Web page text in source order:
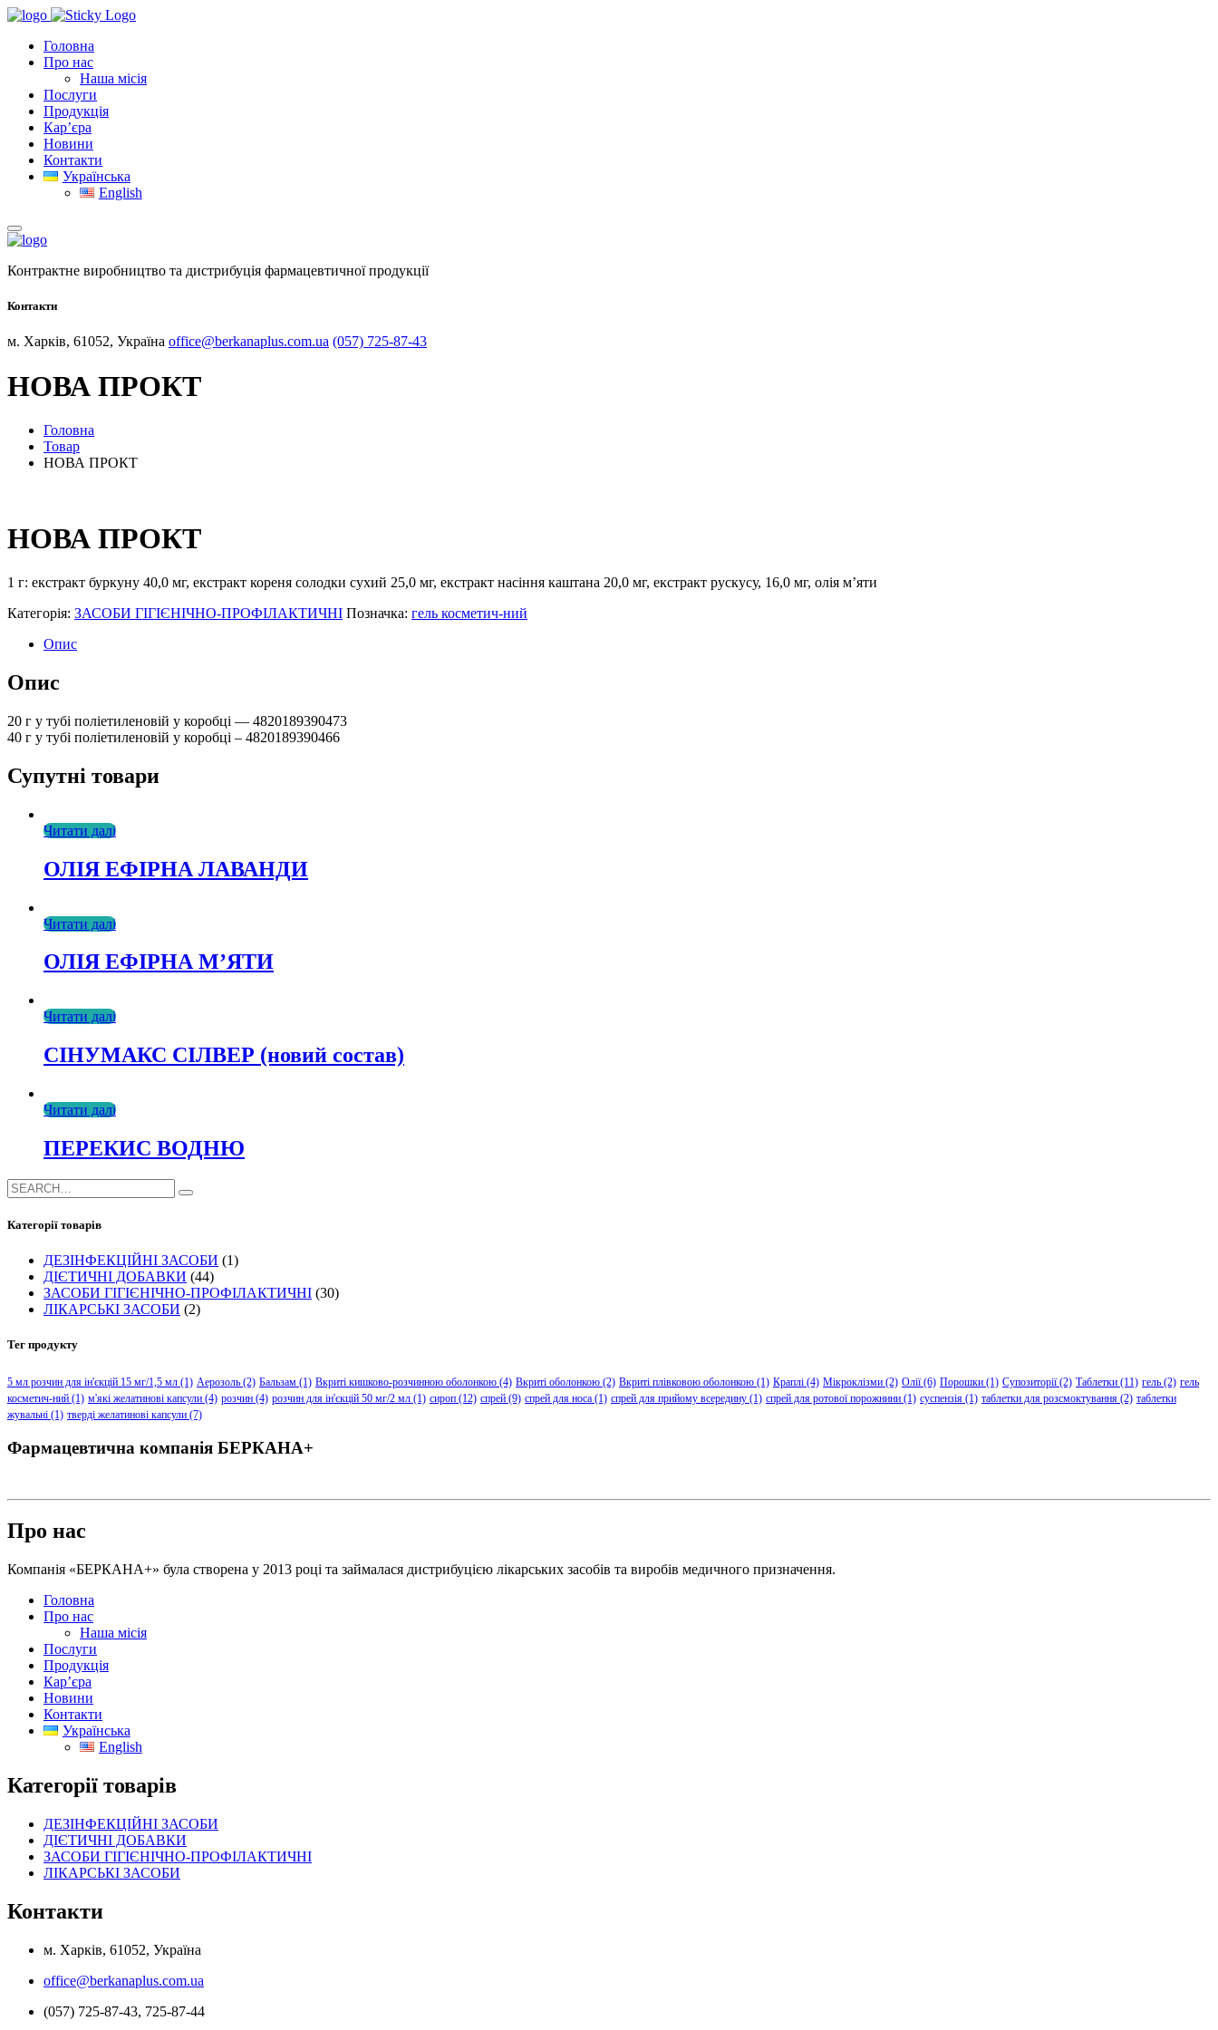
Головна
Про нас
Наша місія
Послуги
Продукція
Кар’єра
Новини
Контакти
Українська
English
Контрактне виробництво та дистрибуція фармацевтичної продукції
Контакти
м. Харків, 61052, Україна office@berkanaplus.com.ua (057) 725-87-43
НОВА ПРОКТ
Головна
Товар
НОВА ПРОКТ
НОВА ПРОКТ
1 г: екстракт буркуну 40,0 мг, екстракт кореня солодки сухий 25,0 мг, екстракт насіння каштана 20,0 мг, екстракт рускусу, 16,0 мг, олія м’яти
Категорія: ЗАСОБИ ГІГІЄНІЧНО-ПРОФІЛАКТИЧНІ Позначка: гель косметич-ний
Опис
Опис
20 г у тубі поліетиленовій у коробці — 4820189390473
40 г у тубі поліетиленовій у коробці – 4820189390466
Супутні товари
Читати далі
ОЛІЯ ЕФІРНА ЛАВАНДИ
Читати далі
ОЛІЯ ЕФІРНА М’ЯТИ
Читати далі
СІНУМАКС СІЛВЕР (новий состав)
Читати далі
ПЕРЕКИС ВОДНЮ
Категорії товарів
ДЕЗІНФЕКЦІЙНІ ЗАСОБИ (1)
ДІЄТИЧНІ ДОБАВКИ (44)
ЗАСОБИ ГІГІЄНІЧНО-ПРОФІЛАКТИЧНІ (30)
ЛІКАРСЬКІ ЗАСОБИ (2)
Тег продукту
5 мл розчин для ін'єкцій 15 мг/1,5 мл (1) Аерозоль (2) Бальзам (1) Вкриті кишково-розчинною оболонкою (4) Вкриті оболонкою (2) Вкриті плівковою оболонкою (1) Краплі (4) Мікроклізми (2) Олії(6) Порошки (1) Супозиторії(2) Таблетки (11) гель (2) гель
косметич-ний (1) м'які желатинові капсули (4) розчин (4) розчин для ін'єкцій 50 мг/2 мл (1) сироп (12) спрей (9) спрей для носа (1) спрей для прийому всередину (1) спрей для ротової порожнини (1) суспензія (1) таблетки для розсмоктування (2) таблетки
жувальні (1) тверді желатинові капсули (7)
Фармацевтична компанія БЕРКАНА+
Про нас
Компанія «БЕРКАНА+» була створена у 2013 році та займалася дистрибуцією лікарських засобів та виробів медичного призначення.
Головна
Про нас
Наша місія
Послуги
Продукція
Кар’єра
Новини
Контакти
Українська
English
Категорії товарів
ДЕЗІНФЕКЦІЙНІ ЗАСОБИ
ДІЄТИЧНІ ДОБАВКИ
ЗАСОБИ ГІГІЄНІЧНО-ПРОФІЛАКТИЧНІ
ЛІКАРСЬКІ ЗАСОБИ
Контакти
м. Харків, 61052, Україна
office@berkanaplus.com.ua
(057) 725-87-43, 725-87-44